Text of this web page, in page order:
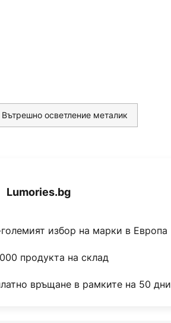
Вътрешно осветление металик
Lumories.bg
избор на марки в Европа
продукта на склад
връщане в рамките на 50 дни